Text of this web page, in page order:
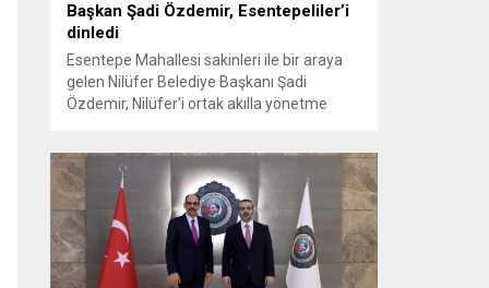
Başkan Şadi Özdemir, Esentepeliler’i
dinledi
Esentepe Mahallesi sakinleri ile bir araya
gelen Nilüfer Belediye Başkanı Şadi
Özdemir, Nilüfer’i ortak akılla yönetme
sorunların üstesinden gelmeye çalıştıklarını
vurguladı. Nilüfer Belediyesi tarafından
mahallelerin ihtiyaçlarını yerinde tespit
edip, çözüm oluşturmak amacıyla
başlatılan “Şadi Başkan’la Akşam Çayı”
buluşmaları, sıcak havaya rağmen...